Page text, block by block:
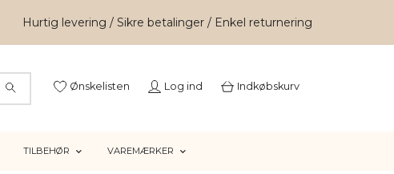
Hurtig levering / Sikre betalinger / Enkel returnering
Ønskelisten Log ind Indkøbskurv
TILBEHØR VAREMÆRKER